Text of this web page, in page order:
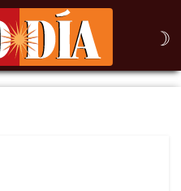
☽